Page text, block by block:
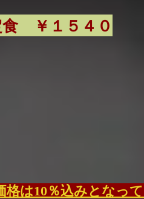
￥１５４０
格は10％込みとな